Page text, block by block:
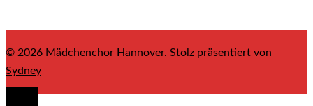
© 2026 Mädchenchor Hannover. Stolz präsentiert von
Sydney